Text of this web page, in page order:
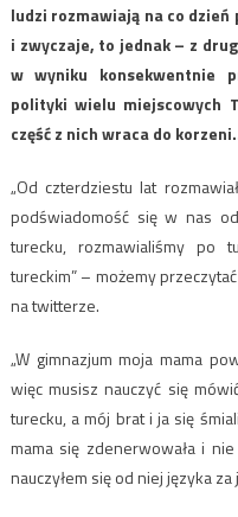
ludzi rozmawiają na co
i zwyczaje, to jednak – z
w wyniku konsekwentnie
polityki wielu miejscowych
część z nich wraca do
„Od czterdziestu lat
podświadomość się w nas
turecku, rozmawialiśmy po
tureckim” – możemy
na twitterze.
„W gimnazjum moja mama
więc musisz nauczyć się
turecku, a mój brat i ja się
mama się zdenerwowała i
nauczyłem się od niej języka